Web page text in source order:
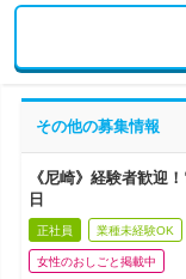
その他の募集情報
《尼崎》経験者歓迎
日
正社員 業種未経験OK
女性のおしごと掲載中